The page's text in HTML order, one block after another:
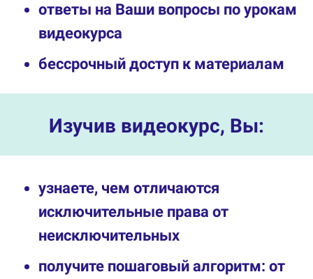
ответы на Ваши вопросы по урокам
видеокурса
бессрочный доступ к материалам
Изучив видеокурс, Вы:
узнаете, чем отличаются
исключительные права от
неисключительных
получите пошаговый алгоритм: от